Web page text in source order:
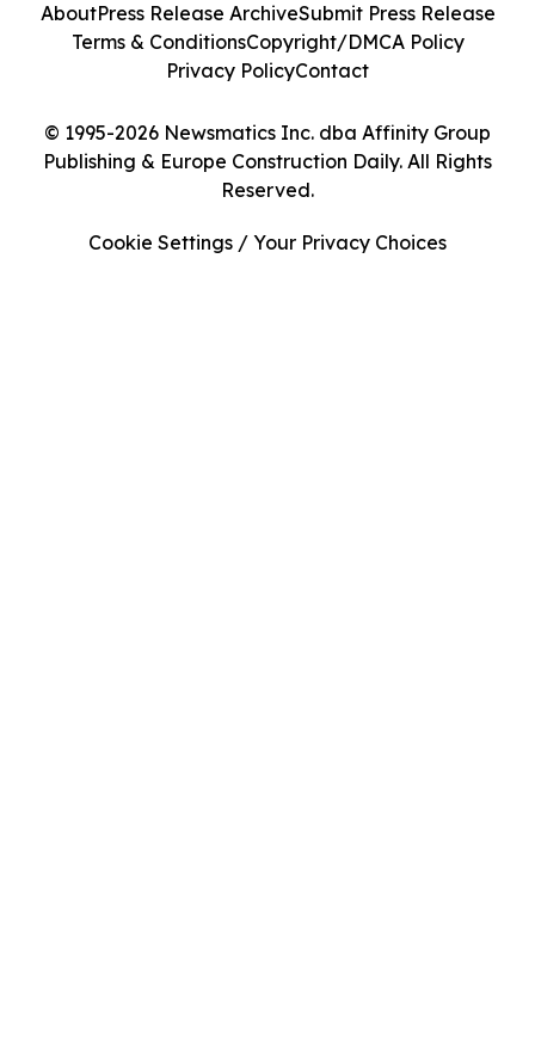
© 1995-2026 Newsmatics Inc. dba Affinity Group
Publishing & Europe Construction Daily. All Rights
Reserved.
AboutPress Release ArchiveSubmit Press Release
Terms & ConditionsCopyright/DMCA Policy
Privacy PolicyContact
Cookie Settings / Your Privacy Choices